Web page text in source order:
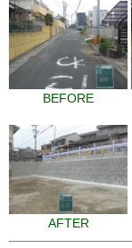
BEFORE
AFTER